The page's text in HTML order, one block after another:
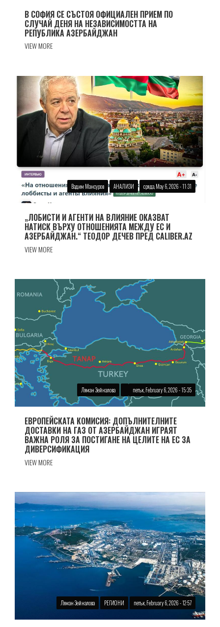
В СОФИЯ СЕ СЪСТОЯ ОФИЦИАЛЕН ПРИЕМ ПО
СЛУЧАЙ ДЕНЯ НА НЕЗАВИСИМОСТТА НА
РЕПУБЛИКА АЗЕРБАЙДЖАН
VIEW MORE
Вадим Мансуров АНАЛИЗИ сряда, May 6, 2026 - 11:31
„ЛОБИСТИ И АГЕНТИ НА ВЛИЯНИЕ ОКАЗВАТ
НАТИСК ВЪРХУ ОТНОШЕНИЯТА МЕЖДУ ЕС И
АЗЕРБАЙДЖАН.“ ТЕОДОР ДЕЧЕВ ПРЕД CALIBER.AZ
VIEW MORE
Ляман Зейналова петък, February 6, 2026 - 15:35
ЕВРОПЕЙСКАТА КОМИСИЯ: ДОПЪЛНИТЕЛНИТЕ
ДОСТАВКИ НА ГАЗ ОТ АЗЕРБАЙДЖАН ИГРАЯТ
ВАЖНА РОЛЯ ЗА ПОСТИГАНЕ НА ЦЕЛИТЕ НА ЕС ЗА
ДИВЕРСИФИКАЦИЯ
VIEW MORE
Ляман Зейналова РЕГИОНИ петък, February 6, 2026 - 12:57